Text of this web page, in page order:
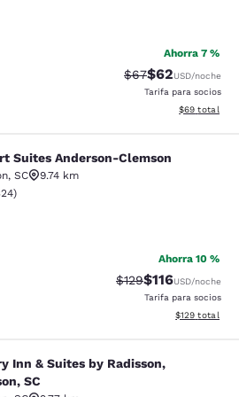
Ahorra 7 %
Tarifa tachada:
$67Tarifa
$62USD/noche
Tarifa para socios
Ver detalles
$69 total
Anderson-Clemson
Suites Anderson-Clemson
, SC
9.74 km
de 4.14 estrellas. Muy bueno. 1324
)
Ahorra 10 %
Tarifa tachada:
$129Tarifa reducida:
$116USD/noche
Tarifa para socios
Ver detalles
$129 total
by Radisson,
Inn & Suites by Radisson,
SC